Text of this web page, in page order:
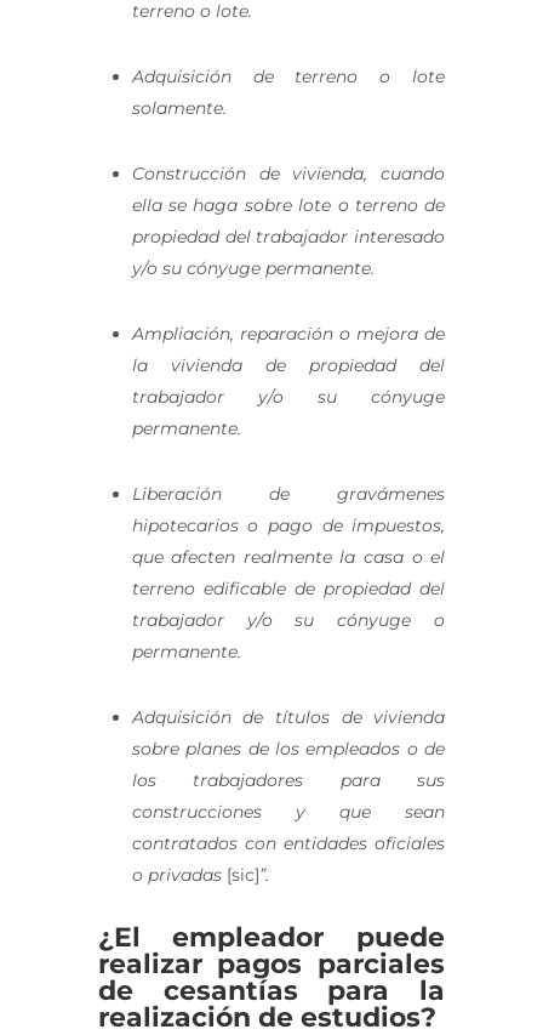
terreno o lote.
Adquisición de terreno o lote
solamente.
Construcción de vivienda, cuando
ella se haga sobre lote o terreno de
propiedad del trabajador interesado
y/o su cónyuge permanente.
Ampliación, reparación o mejora de
la vivienda de propiedad del
trabajador y/o su cónyuge
permanente.
Liberación de gravámenes
hipotecarios o pago de impuestos,
que afecten realmente la casa o el
terreno edificable de propiedad del
trabajador y/o su cónyuge o
permanente.
Adquisición de títulos de vivienda
sobre planes de los empleados o de
los trabajadores para sus
construcciones y que sean
contratados con entidades oficiales
o privadas [sic]”.
¿El empleador puede
realizar pagos parciales
de cesantías para la
realización de estudios?